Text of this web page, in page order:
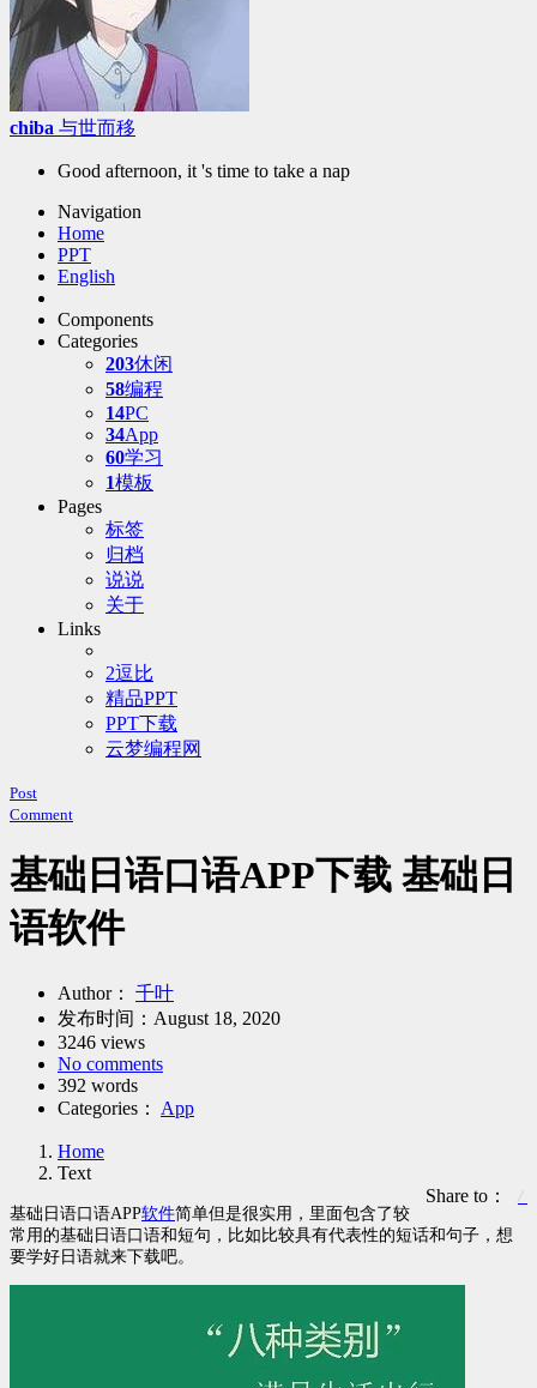
chiba 与世而移
Good afternoon, it 's time to take a nap
Navigation
Home
PPT
English
Components
Categories
203休闲
58编程
14PC
34App
60学习
1模板
Pages
标签
归档
说说
关于
Links
2逗比
精品PPT
PPT下载
云梦编程网
Post
Comment
基础日语口语APP下载 基础日
语软件
Author：
千叶
发布时间： August 18, 2020
3246 views
No comments
392 words
Categories：
App
Home
Text
Share to：
基础日语口语APP软件简单但是很实用，里面包含了较
常用的基础日语口语和短句，比如比较具有代表性的短话和句子，想
要学好日语就来下载吧。